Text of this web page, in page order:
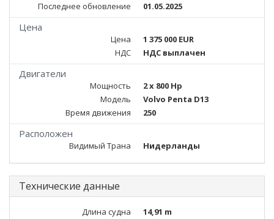
Последнее обновление
01.05.2025
Цена
Цена
1 375 000 EUR
НДС
НДС выплачен
Двигатели
Мощность
2 x 800 Hp
Модель
Volvo Penta D13
Время движения
250
Расположен
Видимый Трана Нидерланды
Технические данные
Длина судна
14,91 m